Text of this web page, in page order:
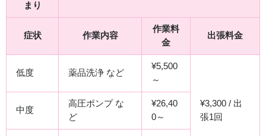
まり
症状 作業内容
作業料
金
出張料金
低度 薬品洗浄 など
¥5,500
～
¥3,300 / 出
張1回
中度
高圧ポンプ な
ど
¥26,40
0～